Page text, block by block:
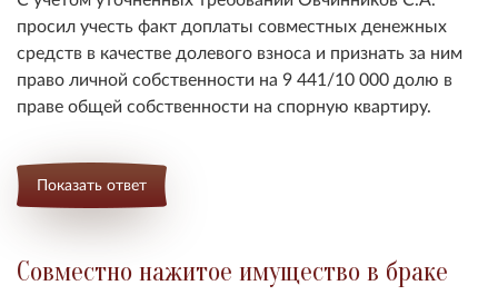
просил учесть факт доплаты совместных денежных
средств в качестве долевого взноса и признать за ним
право личной собственности на 9 441/10 000 долю в
праве общей собственности на спорную квартиру.
Показать ответ
Совместно нажитое имущество в браке